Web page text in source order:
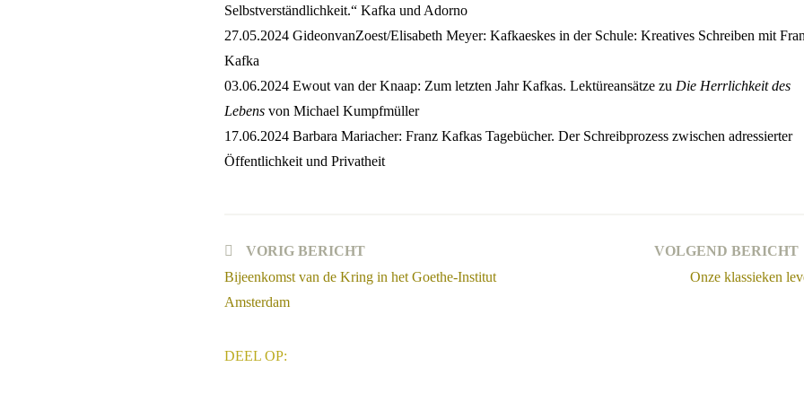
Selbstverständlichkeit.“ Kafka und Adorno
27.05.2024 GideonvanZoest/Elisabeth Meyer: Kafkaeskes in der Schule: Kreatives Schreiben mit
Kafka
03.06.2024 Ewout van der Knaap: Zum letzten Jahr Kafkas. Lektüreansätze zu Die Herrlichkeit des
Lebens von Michael Kumpfmüller
17.06.2024 Barbara Mariacher: Franz Kafkas Tagebücher. Der Schreibprozess zwischen adressierter
Öffentlichkeit und Privatheit
Lees
artikelen
VORIG BERICHT
Bijeenkomst van de Kring in het Goethe-Institut
Amsterdam
VOLGEND BERICHT
Onze klassieken